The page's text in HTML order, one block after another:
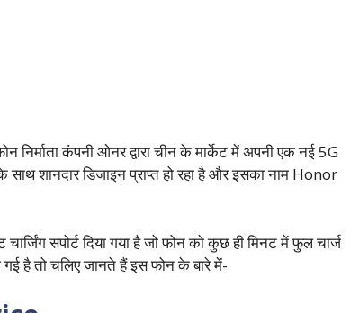
निर्माता कंपनी ओनर द्वारा चीन के मार्केट में अपनी एक नई 5G
शानदार डिजाइन प्राप्त हो रहा है और इसका नाम Honor
सपोर्ट दिया गया है जो फोन को कुछ ही मिनट में फुल चार्ज
है तो चलिए जानते हैं इस फोन के बारे में-